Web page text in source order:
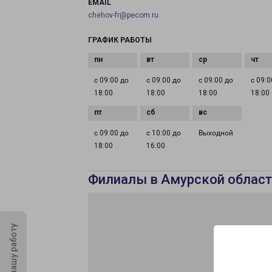
EMAIL
chehov-fr@pecom.ru
ГРАФИК РАБОТЫ
с 09:00 до
18:00
с 09:00 до
18:00
с 09:00 до
18:00
с
18:00
с 09:00 до
18:00
с 10:00 до
16:00
Выходной
Филиалы в Амурской